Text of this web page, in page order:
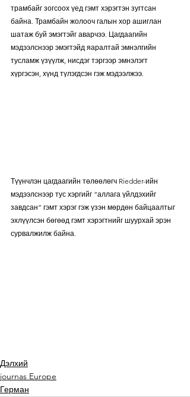
трамбайг зогсоох үед гэмт хэрэгтэн зугтсан
байна. Трамбайн жолооч галын хор ашиглан
шатаж буй эмэгтэйг аварчээ. Цагдаагийн
мэдээлснээр эмэгтэйд яаралтай эмнэлгийн
тусламж үзүүлж, нисдэг тэргээр эмнэлэгт
хүргэсэн, хүнд түлэгдсэн гэж мэдээлжээ.
Түүнчлэн цагдаагийн төлөөлөгч Riedder-ийн
мэдээлснээр тус хэргийг “аллага үйлдэхийг
завдсан” гэмт хэрэг гэж үзэн мөрдөн байцаалтыг
эхлүүлсэн бөгөөд гэмт хэрэгтнийг шуурхай эрэн
сурвалжилж байна.
Дэлхий
journas Europe
Герман